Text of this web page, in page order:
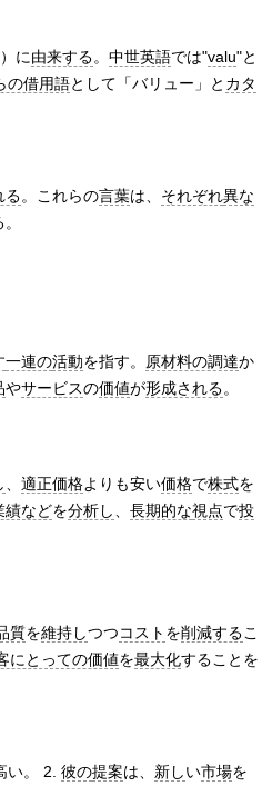
に由来する。 中世英語では"valu"と
の借用語として「バリュー」と カタ
る。これらの言葉は、 それぞれ異な
一連の活動を指す。 原材料の調達か
やサービスの価値が形成される。
適正価格よりも安い価格で株式を
績などを分析し 長期的な視点で投
質を維持しつつコスト を削減するこ
にとっての価値を最大化することを
い。 2. 彼の提案は、 新しい市場を